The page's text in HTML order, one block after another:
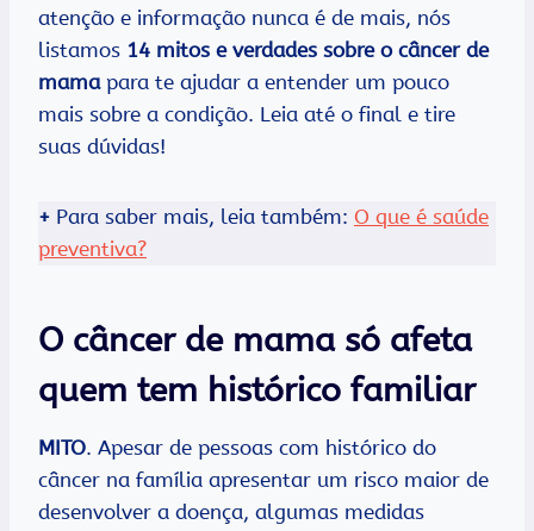
atenção e informação nunca é de mais, nós
listamos 14 mitos e verdades sobre o câncer de
mamapara te ajudar a entender um pouco
mais sobre a condição. Leia até o final e tire
suas dúvidas!
+ Para saber mais, leia também: O que é saúde
preventiva?
O câncer de mama só afeta
quem tem histórico familiar
MITO. Apesar de pessoas com histórico do
câncer na família apresentar um risco maior de
desenvolver a doença, algumas medidas